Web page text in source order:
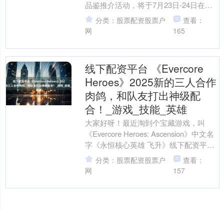
品鉴推介活动，将于7月23日-24日在济
南大明湖南丰祠举行线下配资平台，诚
邀您共....
分类：股票配资股票户
网
查看：
165
线下配资平台 《Evercore
Heroes》2025新的三人合作
肉鸽，和队友打出神级配
合！_游戏_技能_英雄
大家好呀！最近淘到个宝藏游戏，叫
《Evercore Heroes: Ascension》中文名
字《永恒核心英雄 飞升》线下配资平
台，必须得跟兄弟们分享一下。这游....
分类：股票配资股票户
网
查看：
157